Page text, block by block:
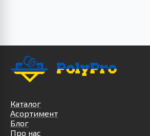
Каталог
Асортимент
Блог
Про нас